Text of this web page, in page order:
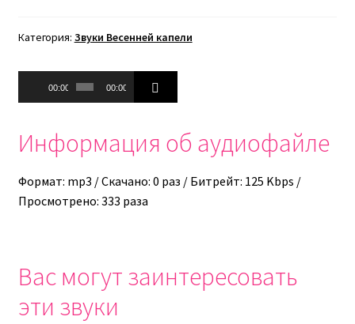
Категория: Звуки Весенней капели
Аудиоплеер
00:00 00:00
Информация об аудиофайле
Формат: mp3 / Скачано: 0 раз / Битрейт: 125 Kbps /
Просмотрено: 333 раза
Вас могут заинтересовать
эти звуки